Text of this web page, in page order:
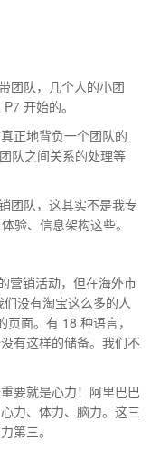
团队，几个人的小团
开始的。
正地背负一个团队的
队之间关系的处理等
团队，这其实不是我专
验、信息架构这些。
营销活动，但在海外市
没有淘宝这么多的人
面。有 18 种语言，
有这样的储备。我们不
要就是心力！阿里巴巴
力、体力、脑力。这三
第三。